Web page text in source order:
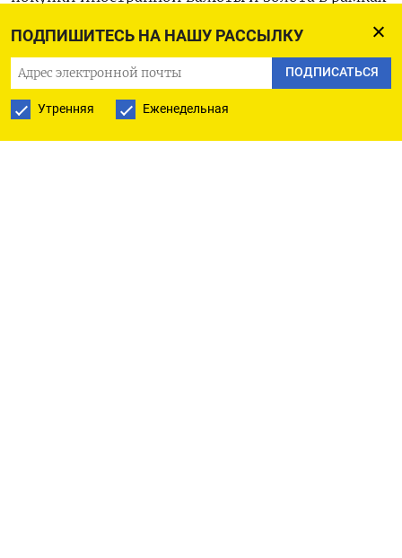
ПОДПИШИТЕСЬ НА НАШУ РАССЫЛКУ
ПОДПИСАТЬСЯ
Утренняя Еженедельная
($51 миллион) с нынешних 3,7 миллиарда,
однако Центробанк с учетом зеркалирования
расходов из Фонда национального